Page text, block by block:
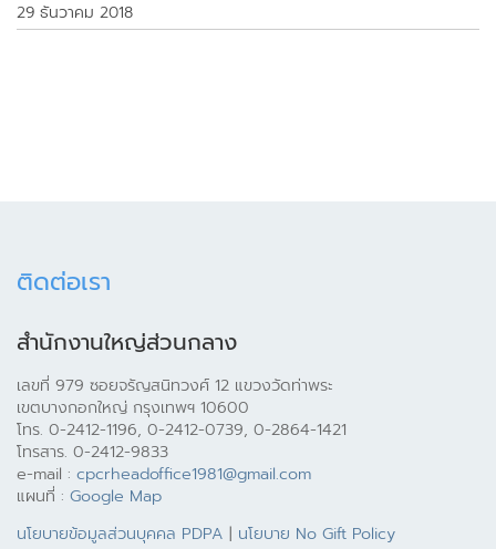
29 ธันวาคม 2018
ติดต่อเรา
สำนักงานใหญ่ส่วนกลาง
เลขที่ 979 ซอยจรัญสนิทวงศ์ 12 แขวงวัดท่าพระ
เขตบางกอกใหญ่ กรุงเทพฯ 10600
โทร. 0-2412-1196, 0-2412-0739, 0-2864-1421
โทรสาร. 0-2412-9833
e-mail : cpcrheadoffice1981@gmail.com
แผนที่ : Google Map
นโยบายข้อมูลส่วนบุคคล PDPA | นโยบาย No Gift Policy